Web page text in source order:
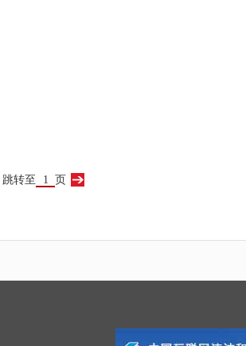
跳转至 页